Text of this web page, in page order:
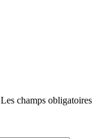
Les champs obligatoires